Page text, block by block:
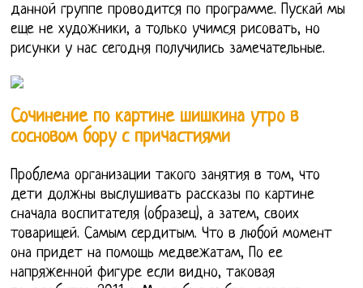
данной группе проводится по программе. Пускай мы
еще не художники, а только учимся рисовать, но
рисунки у нас сегодня получились замечательные.
Сочинение по картине шишкина утро в
сосновом бору с причастиями
Проблема организации такого занятия в том, что
дети должны выслушивать рассказы по картине
сначала воспитателя (образец), а затем, своих
товарищей. Самым сердитым. Что в любой момент
она придет на помощь медвежатам, По ее
напряженной фигуре если видно, таковая